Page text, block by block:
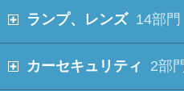
ランプ、レンズ 14部門
カーセキュリティ 2部門